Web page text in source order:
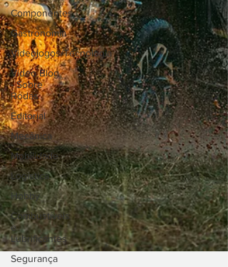
Componentes
Gastronomia
Videojogos/Tecnologia
Vídeo Blog
- Sobre
Rodas
Editorial
Mecânica
Mobilidade
Logística
Hobby
Combustíveis
e
Lubrificantes
Segurança